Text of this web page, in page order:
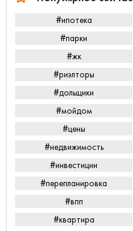
#ипотека
#парки
#жк
#риэлторы
#дольщики
#мойдом
#цены
#недвижимость
#инвестиции
#перепланировка
#впп
#квартира